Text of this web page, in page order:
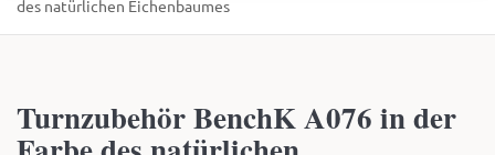
content
des natürlichen Eichenbaumes
Turnzubehör BenchK A076 in der